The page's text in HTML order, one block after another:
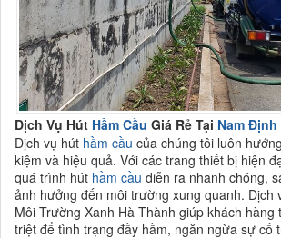
Dịch Vụ Hút Hầm Cầu Giá Rẻ Tại Nam Định
Dịch vụ hút hầm cầu của chúng tôi luôn
kiệm và hiệu quả. Với các trang thiết bị hiện
quá trình hút hầm cầu diễn ra nhanh chóng,
ảnh hưởng đến môi trường xung quanh. Dịch
Môi Trường Xanh Hà Thành giúp khách hàng
triệt để tình trạng đầy hầm, ngăn ngừa sự cố